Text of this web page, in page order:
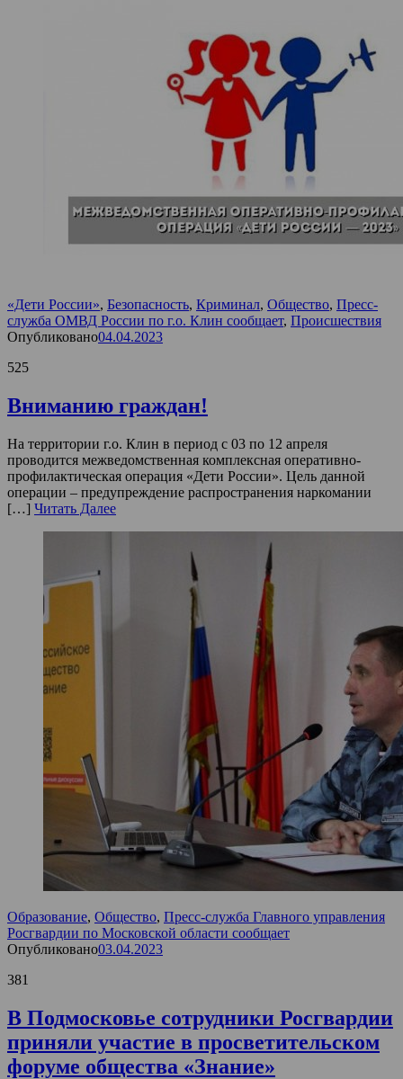
«Дети России», Безопасность, Криминал, Общество, Пресс-
служба ОМВД России по г.о. Клин сообщает, Происшествия
Опубликовано04.04.2023
525
Вниманию граждан!
На территории г.о. Клин в период с 03 по 12 апреля
проводится межведомственная комплексная оперативно-
профилактическая операция «Дети России». Цель данной
операции – предупреждение распространения наркомании
[…] Читать Далее
Образование, Общество, Пресс-служба Главного управления
Росгвардии по Московской области сообщает
Опубликовано03.04.2023
381
В Подмосковье сотрудники Росгвардии
приняли участие в просветительском
форуме общества «Знание»